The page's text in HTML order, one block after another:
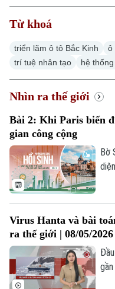
Chuyên mục
Hà Nội
Chính trị
Xã hội
An ninh trật tự
Công nghệ
Hà Nội
Nhịp sống Hà Nội
Người Hà Nội
Khoảnh khắc Hà Nội
Ẩm thực
Thế giới
Tin tức
Quân sự
Hồ sơ
Kinh tế
Tin tức
Cafe sáng
Tài chính Ngân hàng
Doanh nghiệp
Nhà đất
Đầu tư
Căn hộ
Đất đai
Tàu và Xe
Ô tô
Tàu
Xe máy
Giáo dục
Tin tức
Văn hóa
Từ khoá
triển lãm ô tô Bắc Kinh ô
trí tuệ nhân tạo
hệ
Nhìn ra thế giới
Bài 2: Khi Paris biến
gian công cộng
Bờ
dân.
Virus Hanta và bài
ra thế giới | 08/05/2026